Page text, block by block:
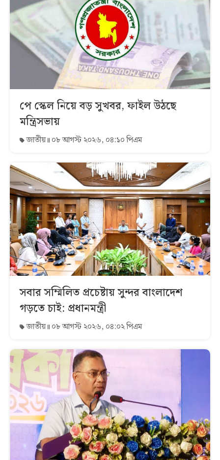
পে স্কেল নিয়ে বড় সুখবর, ফাইল উঠছে
মন্ত্রিসভায়
জাতীয় ০৮ আগস্ট ২০২৬, ০৪:১০ পিএম
সবার সম্মিলিত প্রচেষ্টায় সুন্দর বাংলাদেশ
গড়তে চাই: প্রধানমন্ত্রী
জাতীয় ০৮ আগস্ট ২০২৬, ০৪:০২ পিএম